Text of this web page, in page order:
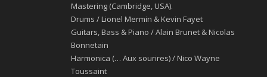
Mastering (Cambridge, USA).
Drums / Lionel Mermin & Kevin Fayet
Guitars, Bass & Piano / Alain Brunet & Nicolas
Bonnetain
Harmonica (… Aux sourires) / Nico Wayne
Toussaint